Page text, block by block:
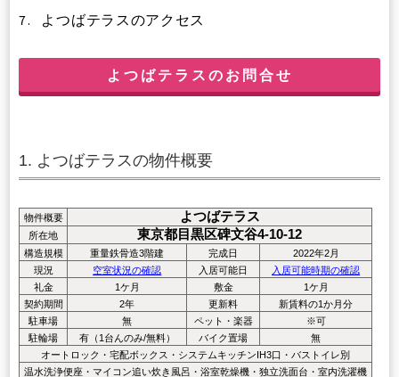
7. よつばテラスのアクセス
よつばテラスのお問合せ
1. よつばテラスの物件概要
物件概要 よつばテラス
所在地 東京都目黒区碑文谷4-10-12
構造規模 重量鉄骨造3階建 完成日
2022年2月
現況
空室状況の確認 入居可能日
入居可能時期の確認
礼金
1ケ月 敷金
1ケ月
契約期間
2年 更新料
新賃料の1か月分
駐車場
無 ペット・楽器
※可
駐輪場
有（1台んのみ/無料） バイク置場
無
オートロック・宅配ボックス・システムキッチンIH3口・バストイレ別
温水洗浄便座・マイコン追い炊き風呂・浴室乾燥機・独立洗面台・室内洗濯機